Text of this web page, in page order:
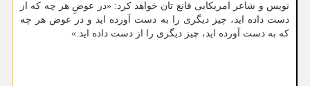
نویس و شاعر امریکایی قانع تان خواهد کرد: «در عوضِ هر چه که از
دست داده اید، چیز دیگری را به دست آورده اید و در عوض هر چه
که به دست آورده اید، چیز دیگری را از دست داده اید.»